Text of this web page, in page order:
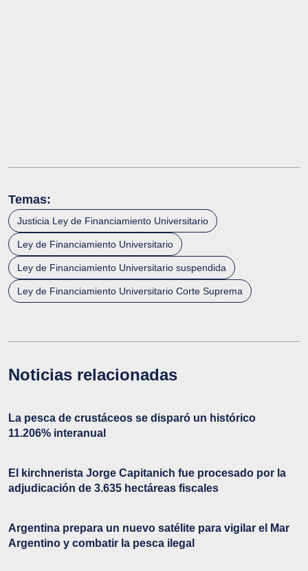
Temas:
Justicia Ley de Financiamiento Universitario
Ley de Financiamiento Universitario
Ley de Financiamiento Universitario suspendida
Ley de Financiamiento Universitario Corte Suprema
Noticias relacionadas
La pesca de crustáceos se disparó un histórico
11.206% interanual
El kirchnerista Jorge Capitanich fue procesado por la
adjudicación de 3.635 hectáreas fiscales
Argentina prepara un nuevo satélite para vigilar el Mar
Argentino y combatir la pesca ilegal